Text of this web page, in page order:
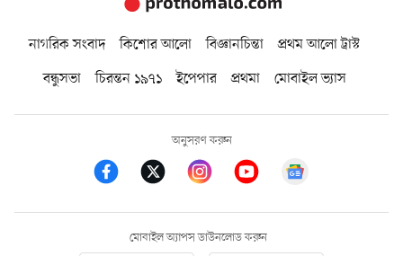
নাগরিক সংবাদ কিশোর আলো বিজ্ঞানচিন্তা
প্রথম আলো ট্রাস্ট
বন্ধুসভা
চিরন্তন ১৯৭১ ইপেপার প্রথমা মোবাইল ভ্যাস
অনুসরণ করুন
মোবাইল অ্যাপস ডাউনলোড করুন